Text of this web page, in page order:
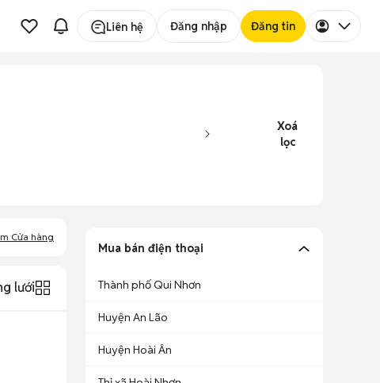
Liên hệ Đăng nhập Đăng tin
Xoá
lọc
Cửa hàng
lưới
Mua bán điện thoại
Thành phố Qui Nhơn
Huyện An Lão
Huyện Hoài Ân